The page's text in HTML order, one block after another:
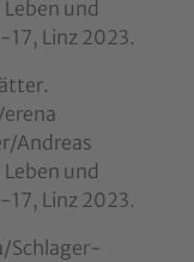
und
Linz 2023.
Andreas
und
Linz 2023.
Schlager-